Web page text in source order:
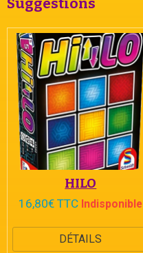
Suggestions
HILO
16,80€ TTC Indisponible
DÉTAILS